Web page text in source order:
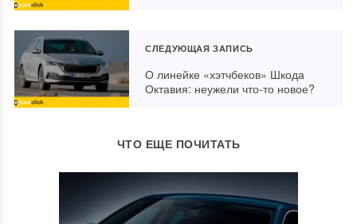
СЛЕДУЮЩАЯ ЗАПИСЬ
О линейке «хэтчбеков» Шкода
Октавия: неужели что-то новое?
ЧТО ЕЩЕ ПОЧИТАТЬ